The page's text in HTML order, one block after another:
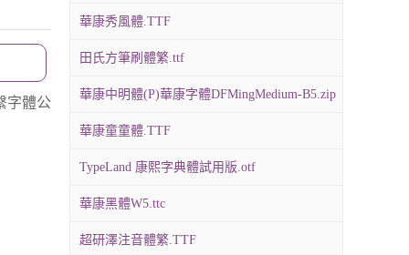
字體公
華康秀風體.TTF
田氏方筆刷體繁.ttf
華康中明體(P)華康字體DFMingMedium-B5.zip
華康童童體.TTF
TypeLand 康熙字典體試用版.otf
華康黑體W5.ttc
超研澤注音體繁.TTF